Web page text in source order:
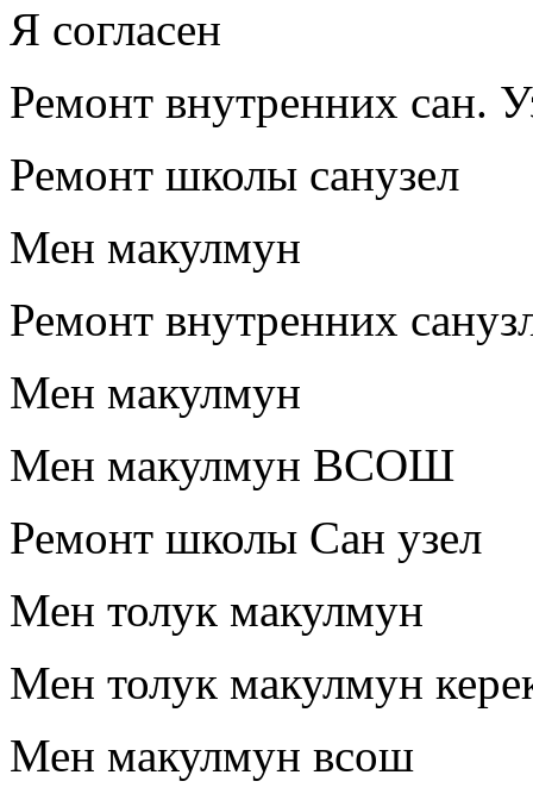
Я согласен
Ремонт внутренних сан.
Ремонт школы санузел
Мен макулмун
Ремонт внутренних
Мен макулмун
Мен макулмун ВСОШ
Ремонт школы Сан узел
Мен толук макулмун
Мен толук макулмун
Мен макулмун всош